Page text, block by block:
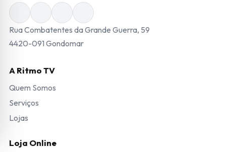
Rua Combatentes da Grande Guerra, 59
4420-091 Gondomar
A Ritmo TV
Quem Somos
Serviços
Lojas
Loja Online